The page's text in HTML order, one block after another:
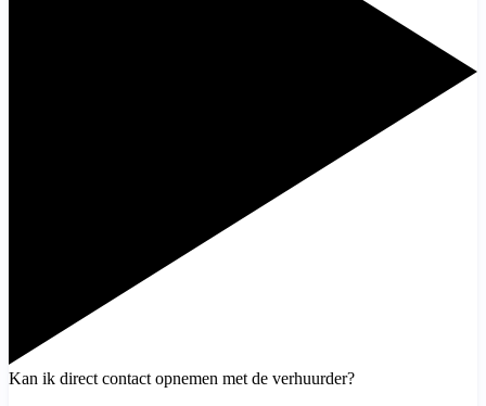
Kan ik direct contact opnemen met de verhuurder?